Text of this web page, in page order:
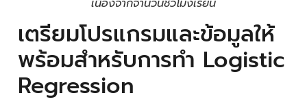
เนื่องจากจำนวนชั่วโมงเรียน
เตรียมโปรแกรมและข้อมูลให้
พร้อมสำหรับการทำ Logistic
Regression